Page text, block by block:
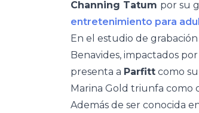
Channing Tatum por su
entretenimiento para
En el estudio de
Benavides, impactados
presenta a Parfitt como
Marina Gold triunfa como
Además de ser conocida